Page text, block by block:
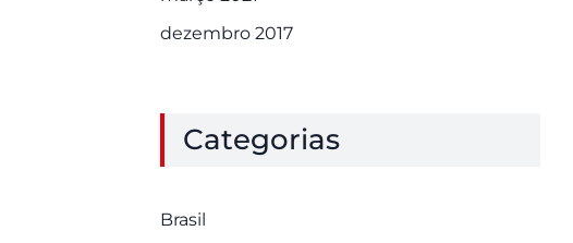
dezembro 2017
Categorias
Brasil